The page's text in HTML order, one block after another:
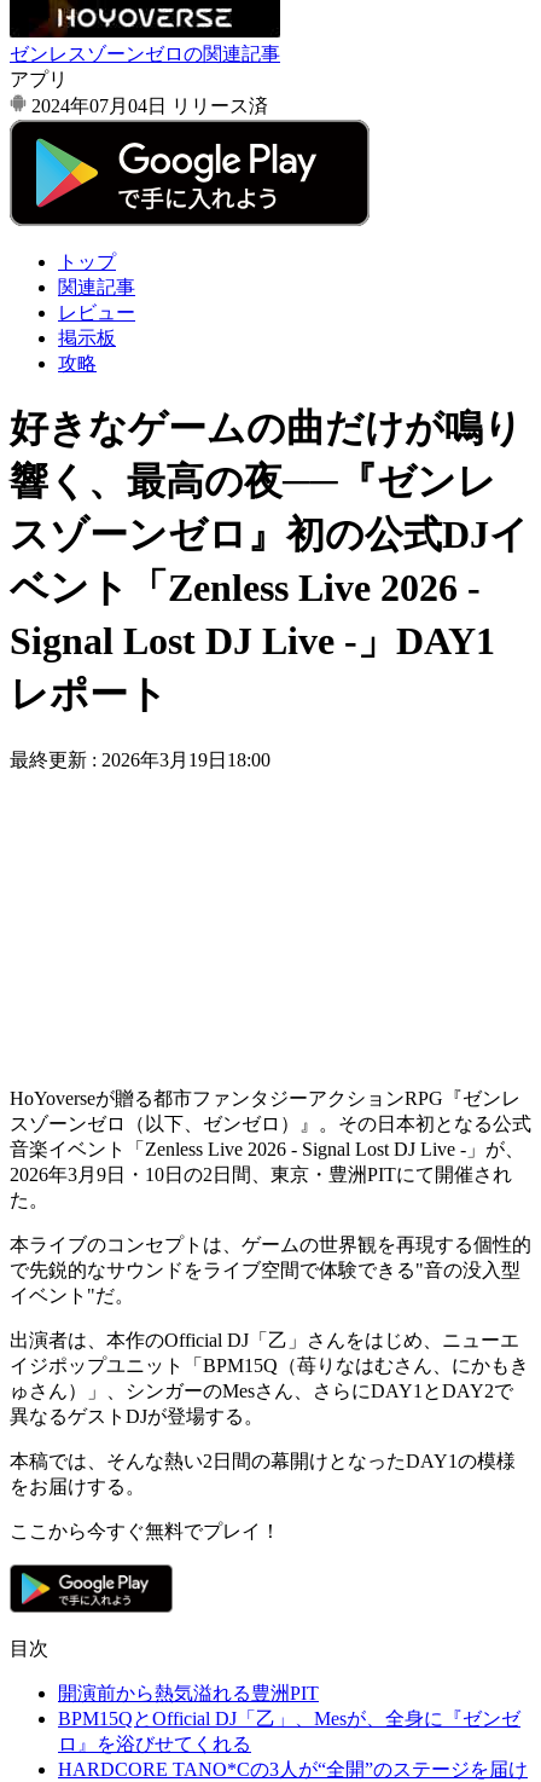
ゼンレスゾーンゼロの関連記事
アプリ
2024年07月04日
リリース済
トップ
関連記事
レビュー
掲示板
攻略
好きなゲームの曲だけが鳴り
響く、最高の夜──『ゼンレ
スゾーンゼロ』初の公式DJイ
ベント「Zenless Live 2026 -
Signal Lost DJ Live -」DAY1
レポート
最終更新 : 2026年3月19日18:00
HoYoverseが贈る都市ファンタジーアクションRPG 『ゼンレ
スゾーンゼロ（以下、ゼンゼロ）』
。その日本初となる公式
音楽イベント
「Zenless Live 2026 - Signal Lost DJ Live -」 が、
2026年3月9日・10日の2日間、東京・豊洲PITにて開催され
た。
本ライブのコンセプトは、 ゲームの世界観を再現する個性的
で先鋭的なサウンドをライブ空間で体験できる"音の没入型
イベント"だ。
出演者は、本作のOfficial DJ 「乙」さんをはじめ、ニューエ
イジポップユニット
「BPM15Q（苺りなはむさん、にかもき
ゅさん）」
、シンガーのMesさん 、さらにDAY1とDAY2で
異なるゲストDJが登場する。
本稿では、そんな熱い2日間の幕開けとなったDAY1の模様
をお届けする。
ここから今すぐ無料でプレイ！
目次
開演前から熱気溢れる豊洲PIT
BPM15QとOfficial DJ「乙」、Mesが、全身に『ゼンゼ
ロ』を浴びせてくれる
HARDCORE TANO*Cの3人が“全開”のステージを届け